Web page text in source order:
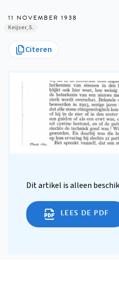
11 NOVEMBER 1938
Keijser, S.
Citeren
Dit artikel is alleen
LEES DE PDF